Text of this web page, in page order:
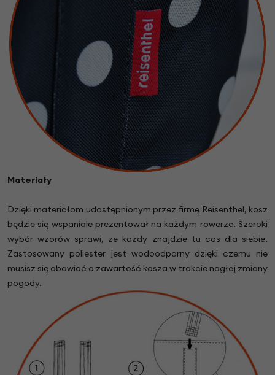
Materiały
Dzięki materiałom udostępnionym przez firmę Reisenthel, kosz
będzie się wspaniale prezentował na każdym rowerze. Szeroki
wybór wzorów sprawi, ze każdy znajdzie tu cos dla siebie.
Zastosowany poliester jest wodoodporny dzięki czemu nie
musisz się obawiać o zawartość kosza w trakcie nagłej zmiany
pogody.